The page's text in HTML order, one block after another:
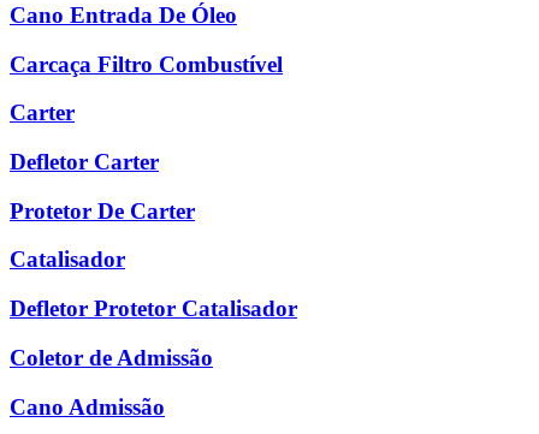
Cano Entrada De Óleo
Carcaça Filtro Combustível
Carter
Defletor Carter
Protetor De Carter
Catalisador
Defletor Protetor Catalisador
Coletor de Admissão
Cano Admissão